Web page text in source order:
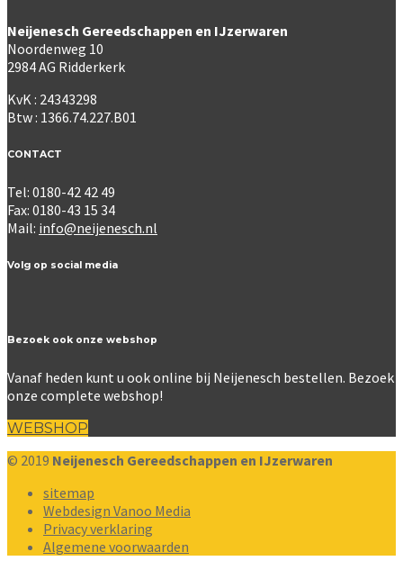
Neijenesch Gereedschappen en IJzerwaren
Noordenweg 10
2984 AG Ridderkerk
KvK : 24343298
Btw : 1366.74.227.B01
CONTACT
Tel: 0180-42 42 49
Fax: 0180-43 15 34
Mail: info@neijenesch.nl
Volg op social media
Bezoek ook onze webshop
Vanaf heden kunt u ook online bij Neijenesch bestellen. Bezoek
onze complete webshop!
WEBSHOP
© 2019 Neijenesch Gereedschappen en IJzerwaren
sitemap
Webdesign Vanoo Media
Privacy verklaring
Algemene voorwaarden